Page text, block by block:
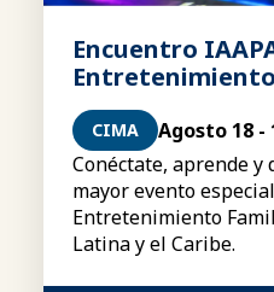
Encuentro
CIMA Agosto 18 -
Conéctate, aprende
mayor evento
Entretenimiento
Latina y el Caribe.